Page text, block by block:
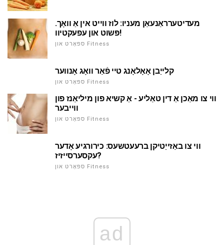
מעדיטערראַנעאַן מעניו: לוז ווייט אין אַ וואָך.
פּשוט און עפעקטיוו!
ספּאָרט און Fitness
קלייַבן אָאָלאָנג טיי פֿאַר וואָג אָנווער
ספּאָרט און Fitness
ווי צו מאַכן אַ דין טאַליע - אַ קשיא פון מיליאַנז פון
ווייבער
ספּאָרט און Fitness
ווי צו באַזייַטיקן ברעעטשעס: כירורגיע אָדער
עקסערסייזיז?
ספּאָרט און Fitness
ad